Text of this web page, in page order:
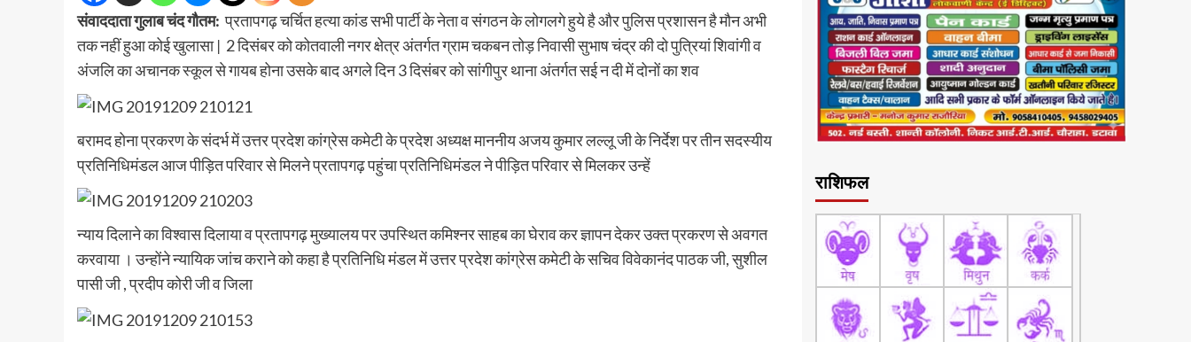
संवाददाता गुलाब चंद गौतम: प्रतापगढ़ चर्चित हत्या कांड सभी पार्टी के नेता व संगठन के लोगलगे हुये है और पुलिस प्रशासन है मौन अभी
तक नहीं हुआ कोई खुलासा | 2 दिसंबर को कोतवाली नगर क्षेत्र अंतर्गत ग्राम चकबन तोड़ निवासी सुभाष चंद्र की दो पुत्रियां शिवांगी व
अंजलि का अचानक स्कूल से गायब होना उसके बाद अगले दिन 3 दिसंबर को सांगीपुर थाना अंतर्गत सई न दी में दोनों का शव
बरामद होना प्रकरण के संदर्भ में उत्तर प्रदेश कांग्रेस कमेटी के प्रदेश अध्यक्ष माननीय अजय कुमार लल्लू जी के निर्देश पर तीन सदस्यीय
प्रतिनिधिमंडल आज पीड़ित परिवार से मिलने प्रतापगढ़ पहुंचा प्रतिनिधिमंडल ने पीड़ित परिवार से मिलकर उन्हें
न्याय दिलाने का विश्वास दिलाया व प्रतापगढ़ मुख्यालय पर उपस्थित कमिश्नर साहब का घेराव कर ज्ञापन देकर उक्त प्रकरण से अवगत
करवाया । उन्होंने न्यायिक जांच कराने को कहा है प्रतिनिधि मंडल में उत्तर प्रदेश कांग्रेस कमेटी के सचिव विवेकानंद पाठक जी, सुशील
पासी जी , प्रदीप कोरी जी व जिला
राशिफल